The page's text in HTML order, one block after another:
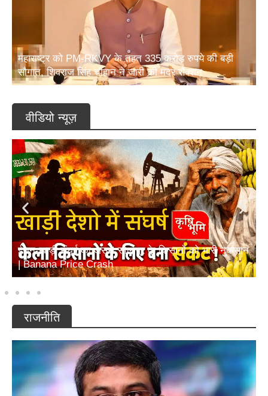
महाराष्ट्र को PM-RKVY के तहत 335 करोड़ रुपये की बड़ी
सौगात, शिवराज सिंह चौहान ने जारी की मदर सैंक्शन
वीडियो न्यूज़
ईरान-खाड़ी संघर्ष का असर! सोलापुर के किसानों को भारी नुकसान
| Banana Price Crash
राजनीति